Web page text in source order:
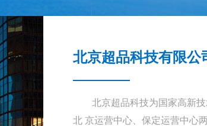
北京超品科技有限公
北京超品科技为国家高新技
北 京运营中心、保定运营中心